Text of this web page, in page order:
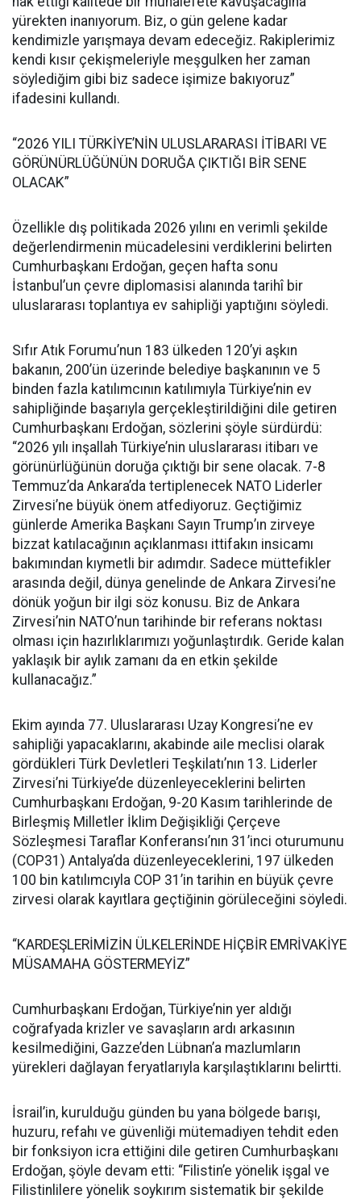
yürekten inanıyorum. Biz, o gün gelene kadar
kendimizle yarışmaya devam edeceğiz. Rakiplerimiz
kendi kısır çekişmeleriyle meşgulken her zaman
söylediğim gibi biz sadece işimize bakıyoruz”
ifadesini kullandı.
“2026 YILI TÜRKİYE’NİN ULUSLARARASI İTİBARI VE
GÖRÜNÜRLÜĞÜNÜN DORUĞA ÇIKTIĞI BİR SENE
OLACAK”
Özellikle dış politikada 2026 yılını en verimli şekilde
değerlendirmenin mücadelesini verdiklerini belirten
Cumhurbaşkanı Erdoğan, geçen hafta sonu
İstanbul’un çevre diplomasisi alanında tarihî bir
uluslararası toplantıya ev sahipliği yaptığını söyledi.
Sıfır Atık Forumu’nun 183 ülkeden 120’yi aşkın
bakanın, 200’ün üzerinde belediye başkanının ve 5
binden fazla katılımcının katılımıyla Türkiye’nin ev
sahipliğinde başarıyla gerçekleştirildiğini dile getiren
Cumhurbaşkanı Erdoğan, sözlerini şöyle sürdürdü:
“2026 yılı inşallah Türkiye’nin uluslararası itibarı ve
görünürlüğünün doruğa çıktığı bir sene olacak. 7-8
Temmuz’da Ankara’da tertiplenecek NATO Liderler
Zirvesi’ne büyük önem atfediyoruz. Geçtiğimiz
günlerde Amerika Başkanı Sayın Trump’ın zirveye
bizzat katılacağının açıklanması ittifakın insicamı
bakımından kıymetli bir adımdır. Sadece müttefikler
arasında değil, dünya genelinde de Ankara Zirvesi’ne
dönük yoğun bir ilgi söz konusu. Biz de Ankara
Zirvesi’nin NATO’nun tarihinde bir referans noktası
olması için hazırlıklarımızı yoğunlaştırdık. Geride kalan
yaklaşık bir aylık zamanı da en etkin şekilde
kullanacağız.”
Ekim ayında 77. Uluslararası Uzay Kongresi’ne ev
sahipliği yapacaklarını, akabinde aile meclisi olarak
gördükleri Türk Devletleri Teşkilatı’nın 13. Liderler
Zirvesi’ni Türkiye’de düzenleyeceklerini belirten
Cumhurbaşkanı Erdoğan, 9-20 Kasım tarihlerinde de
Birleşmiş Milletler İklim Değişikliği Çerçeve
Sözleşmesi Taraflar Konferansı’nın 31’inci oturumunu
(COP31) Antalya’da düzenleyeceklerini, 197 ülkeden
100 bin katılımcıyla COP 31’in tarihin en büyük çevre
zirvesi olarak kayıtlara geçtiğinin görüleceğini söyledi.
“KARDEŞLERİMİZİN ÜLKELERİNDE HİÇBİR EMRİVAKİYE
MÜSAMAHA GÖSTERMEYİZ”
Cumhurbaşkanı Erdoğan, Türkiye’nin yer aldığı
coğrafyada krizler ve savaşların ardı arkasının
kesilmediğini, Gazze’den Lübnan’a mazlumların
yürekleri dağlayan feryatlarıyla karşılaştıklarını belirtti.
İsrail’in, kurulduğu günden bu yana bölgede barışı,
huzuru, refahı ve güvenliği mütemadiyen tehdit eden
bir fonksiyon icra ettiğini dile getiren Cumhurbaşkanı
Erdoğan, şöyle devam etti: “Filistin’e yönelik işgal ve
Filistinlilere yönelik soykırım sistematik bir şekilde